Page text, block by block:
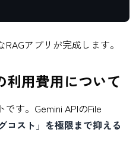
アプリが完成します。
利用費用について
す。Gemini APIのFile
コスト」を極限まで抑える